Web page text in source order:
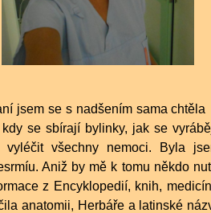
jsem se s nadšením sama
se sbírají bylinky, jak se
všechny nemoci. Byla
Aniž by mě k tomu někdo
z Encyklopedií, knih,
anatomii, Herbáře a latinské